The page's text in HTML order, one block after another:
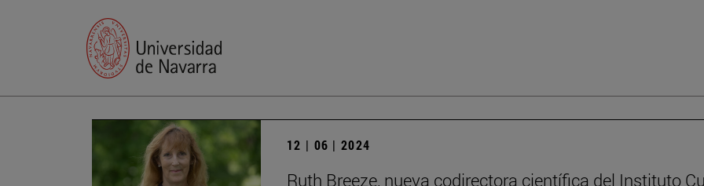
12 | 06 | 2024
Ruth Breeze, nueva codirectora científica del Instituto